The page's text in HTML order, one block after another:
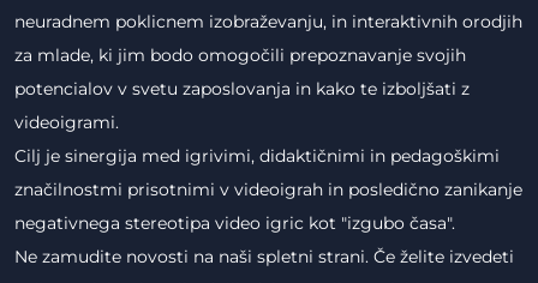
neuradnem poklicnem izobraževanju, in interaktivnih orodjih
za mlade, ki jim bodo omogočili prepoznavanje svojih
potencialov v svetu zaposlovanja in kako te izboljšati z
videoigrami.
Cilj je sinergija med igrivimi, didaktičnimi in pedagoškimi
značilnostmi prisotnimi v videoigrah in posledično zanikanje
negativnega stereotipa video igric kot "izgubo časa".
Ne zamudite novosti na naši spletni strani. Če želite izvedeti